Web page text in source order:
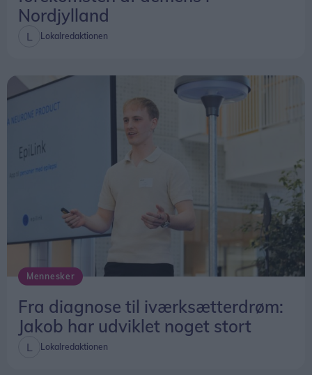
efter, at alarmen var modtaget.
Det krav er nu afskaffet. Fremover skal
samlede responstid fra alarm til ankomst på
skadestedet.
Beredskabsstyrelsen understreger dog, at
ændringen først trådte i kraft sidst på året, og at
tallene for 2025 derfor ikke kan bruges til at
vurdere, om de nye regler har haft betydning for
afgangstiderne.
Nordjylland
Lokalredaktionen
Mennesker
Fra diagnose til iværksætterdrøm:
Jakob har udviklet noget stort
Lokalredaktionen